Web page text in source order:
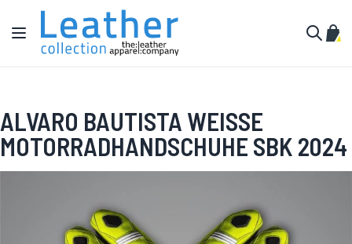
Zum Inhalt springen
Navigation umschalten
ALVARO BAUTISTA WEISSE M
OTORRADHANDSCHUHE SBK 2024